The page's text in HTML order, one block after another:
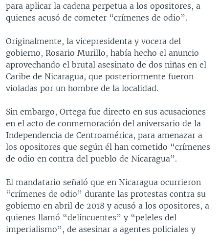
ENTRETENIMIENTO
para aplicar la cadena perpetua a los opositores, a
quienes acusó de cometer “crímenes de odio”.
Originalmente, la vicepresidenta y vocera del
gobierno, Rosario Murillo, había hecho el anuncio
aprovechando el brutal asesinato de dos niñas en el
Caribe de Nicaragua, que posteriormente fueron
violadas por un hombre de la localidad.
Sin embargo, Ortega fue directo en sus acusaciones
en el acto de conmemoración del aniversario de la
Independencia de Centroamérica, para amenazar a
los opositores que según él han cometido “crímenes
de odio en contra del pueblo de Nicaragua”.
El mandatario señaló que en Nicaragua ocurrieron
“crímenes de odio” durante las protestas contra su
gobierno en abril de 2018 y acusó a los opositores, a
quienes llamó “delincuentes” y “peleles del
imperialismo”, de asesinar a agentes policiales y